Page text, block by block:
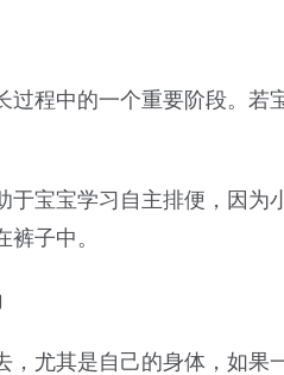
过程中的一个重要阶段。
于宝宝学习自主排便，因
子中。
，尤其是自己的身体，如